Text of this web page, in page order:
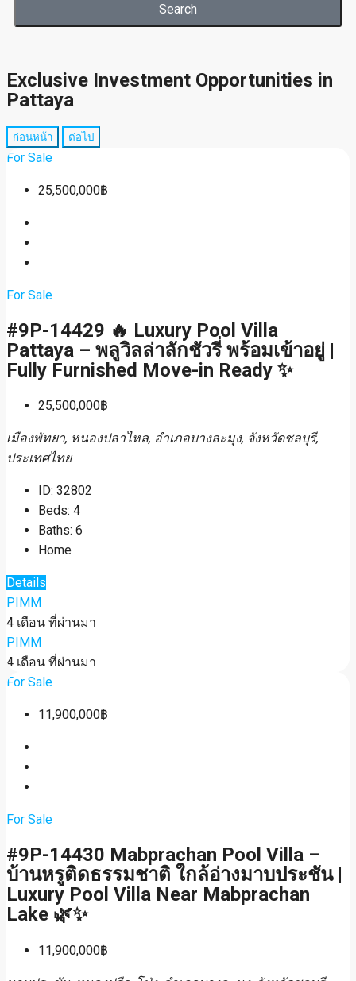
Search
Exclusive Investment Opportunities in
Pattaya
ก่อนหน้า ต่อไป
For Sale
25,500,000฿
For Sale
#9P-14429 🔥 Luxury Pool Villa
Pattaya – พลูวิลล่าลักชัวรี่ พร้อมเข้าอยู่ |
Fully Furnished Move-in Ready ✨
25,500,000฿
เมืองพัทยา, หนองปลาไหล, อำเภอบางละมุง, จังหวัดชลบุรี,
ประเทศไทย
ID: 32802
Beds: 4
Baths: 6
Home
Details
PIMM
4 เดือน ที่ผ่านมา
PIMM
4 เดือน ที่ผ่านมา
For Sale
11,900,000฿
For Sale
#9P-14430 Mabprachan Pool Villa –
บ้านหรูติดธรรมชาติ ใกล้อ่างมาบประชัน |
Luxury Pool Villa Near Mabprachan
Lake 🌿✨
11,900,000฿